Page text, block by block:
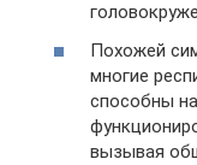
Похожей
многие
способны
вызывая